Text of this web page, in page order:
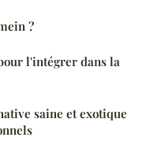
?
l'intégrer dans la
saine et exotique